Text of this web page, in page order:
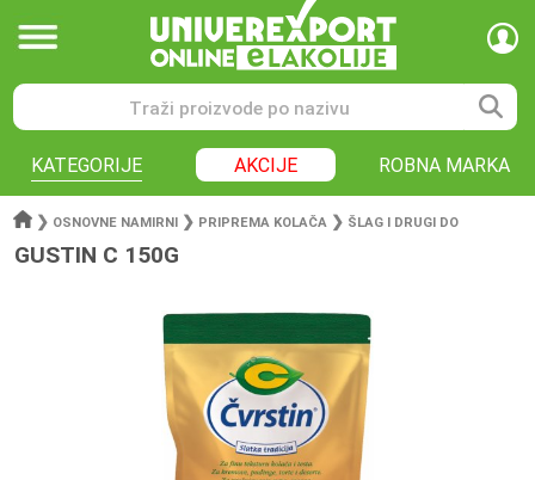
KATEGORIJE AKCIJE ROBNA MARKA
❯ OSNOVNE NAMIRNI ❯ PRIPREMA KOLAČA ❯ ŠLAG I DRUGI DO
GUSTIN C 150G